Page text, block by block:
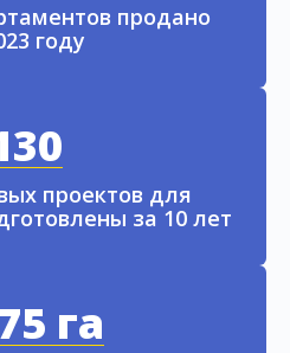
продано
году
проектов для
за 10 лет
га